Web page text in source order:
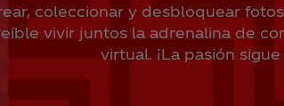
coleccionar y desbloquear
vivir juntos la adrenalina de
virtual. ¡La pasión